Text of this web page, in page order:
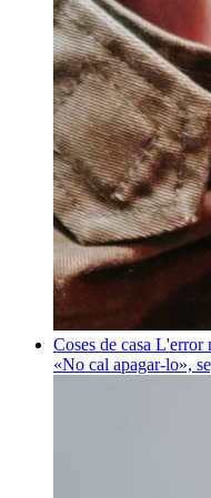
Coses de casa L'error
«No cal apagar-lo»,